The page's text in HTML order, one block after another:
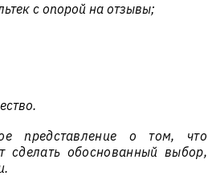
с опорой на отзывы;
представление о том, что
сделать обоснованный выбор,